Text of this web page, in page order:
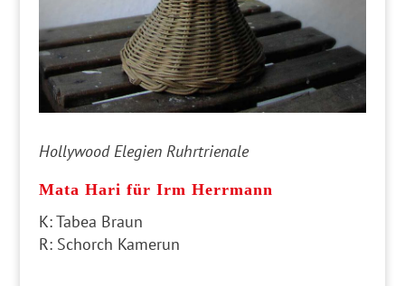
Hollywood Elegien Ruhrtrienale
Mata Hari für Irm Herrmann
K: Tabea Braun
R: Schorch Kamerun